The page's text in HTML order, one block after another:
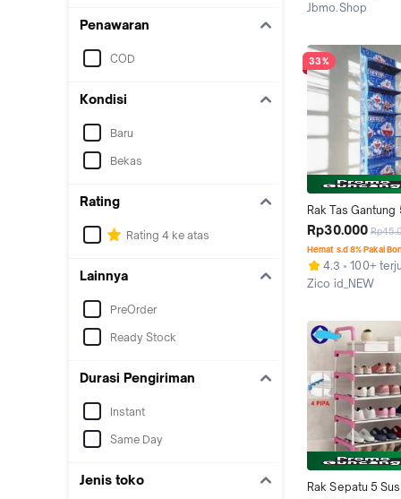
Penawaran
COD
Kondisi
Baru
Bekas
Rating
Rating 4 ke atas
Lainnya
PreOrder
Ready Stock
Durasi Pengiriman
Instant
Same Day
Jenis toko
Jbmo.Shop
33%
Rak Tas Gantung
Motif Karakter
Murah
Dan Sepatu Plastik
Rp30.000
Hemat s.d 8% Pakai
4.3
100+
Zico id_NEW
Rak Sepatu 5